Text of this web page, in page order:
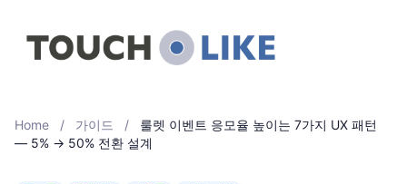
Home / 가이드 /
룰렛 이벤트 응모율 높이는 7가지 UX 패턴
— 5% → 50% 전환 설계